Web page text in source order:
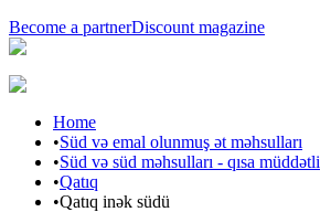
Become a partnerDiscount magazine
Home
•Süd və emal olunmuş ət məhsulları
•Süd və süd məhsulları - qısa müddətli
•Qatıq
•Qatıq inək südü